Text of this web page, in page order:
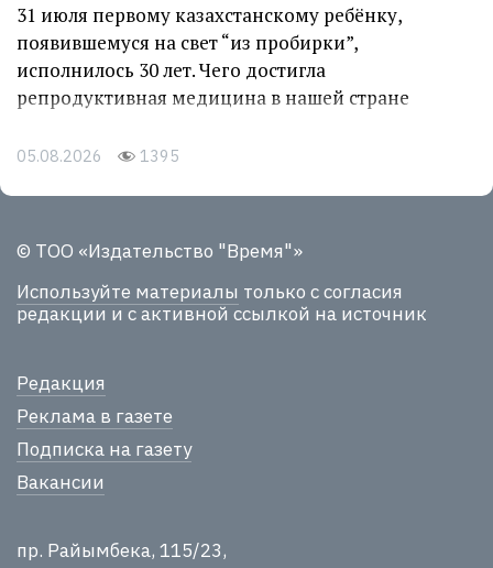
31 июля первому казахстанскому ребёнку,
появившемуся на свет “из пробирки”,
исполнилось 30 лет. Чего достигла
репродуктивная медицина в нашей стране
05.08.2026 1395
© ТОО «Издательство "Время"»
Используйте материалы только с согласия
редакции и с активной ссылкой на источник
Редакция
Реклама в газете
Подписка на газету
Вакансии
пр. Райымбека, 115/23,